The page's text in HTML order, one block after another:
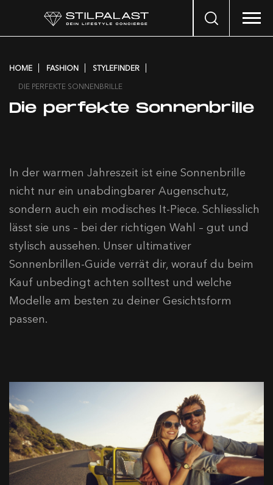
Search
HOME FASHION
STYLEFINDER
DIE PERFEKTE SONNENBRILLE
Die perfekte Sonnenbrille
In der warmen Jahreszeit ist eine Sonnenbrille
nicht nur ein unabdingbarer Augenschutz,
sondern auch ein modisches It-Piece. Schliesslich
lässt sie uns – bei der richtigen Wahl – gut und
stylisch aussehen. Unser ultimativer
Sonnenbrillen-Guide verrät dir, worauf du beim
Kauf unbedingt achten solltest und welche
Modelle am besten zu deiner Gesichtsform
passen.